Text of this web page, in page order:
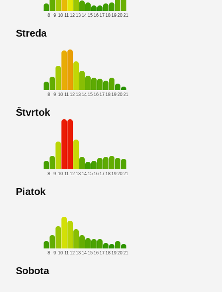
8 9 10 11 12 13 14 15 16 17 18 19 20 21
Streda
8 9 10 11 12 13 14 15 16 17 18 19 20 21
Štvrtok
8 9 10 11 12 13 14 15 16 17 18 19 20 21
Piatok
8 9 10 11 12 13 14 15 16 17 18 19 20 21
Sobota